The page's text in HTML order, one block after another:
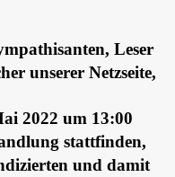
Leser
unserer Netzseite,
2022 um 13:00
stattfinden,
und damit